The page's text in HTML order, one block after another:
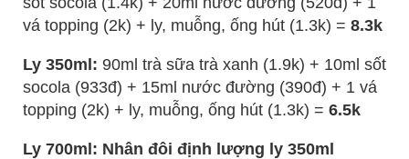
vá topping (2k) + ly, muỗng, ống hút (1.3k) = 8.3k
Ly 350ml: 90ml trà sữa trà xanh (1.9k) + 10ml sốt
socola (933đ) + 15ml nước đường (390đ) + 1 vá
topping (2k) + ly, muỗng, ống hút (1.3k) = 6.5k
Ly 700ml: Nhân đôi định lượng ly 350ml